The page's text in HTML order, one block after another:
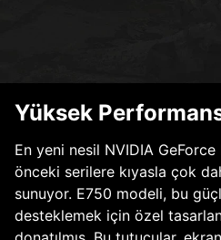
Yüksek
En yeni nesil NVIDIA GeForce
önceki serilere kıyasla çok
sunuyor. E750 modeli, bu
desteklemek için özel